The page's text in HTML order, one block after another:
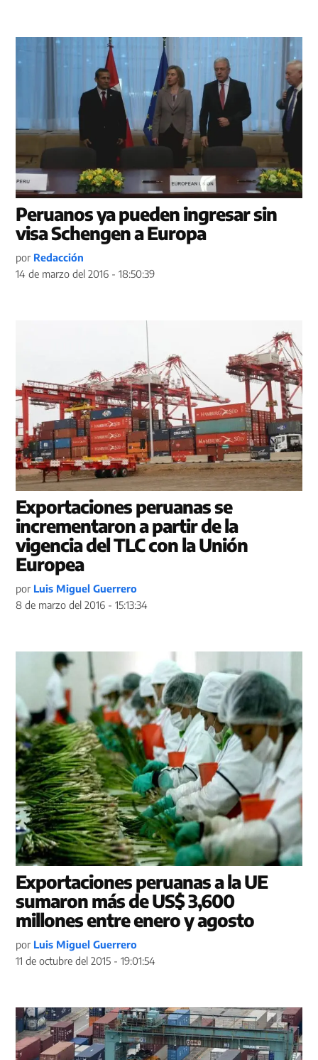
Peruanos ya pueden ingresar sin
visa Schengen a Europa
por Redacción
14 de marzo del 2016 - 18:50:39
Exportaciones peruanas se
incrementaron a partir de la
vigencia del TLC con la Unión
Europea
por Luis Miguel Guerrero
8 de marzo del 2016 - 15:13:34
Exportaciones peruanas a la UE
sumaron más de US$ 3,600
millones entre enero y agosto
por Luis Miguel Guerrero
11 de octubre del 2015 - 19:01:54